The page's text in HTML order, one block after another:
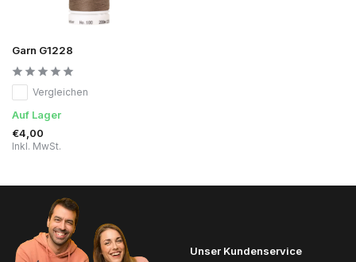
Garn G1228
Vergleichen
Auf Lager
€4,00
Inkl. MwSt.
Unser Kundenservice